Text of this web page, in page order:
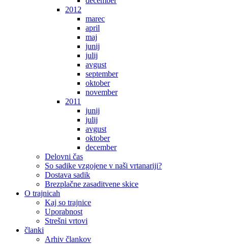
2012
marec
april
maj
junij
julij
avgust
september
oktober
november
2011
junij
julij
avgust
oktober
december
Delovni čas
So sadike vzgojene v naši vrtanariji?
Dostava sadik
Brezplačne zasaditvene skice
O trajnicah
Kaj so trajnice
Uporabnost
Strešni vrtovi
članki
Arhiv člankov